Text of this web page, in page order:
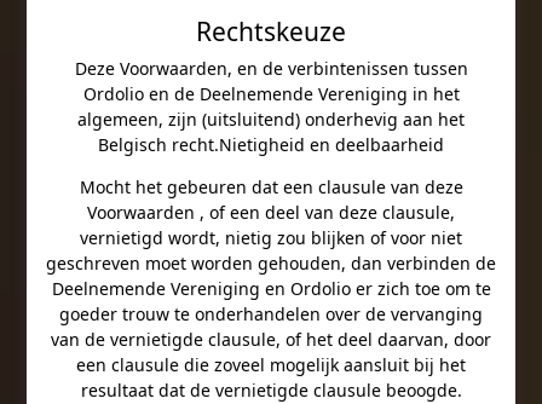
Rechtskeuze
Deze Voorwaarden, en de verbintenissen tussen
Ordolio en de Deelnemende Vereniging in het
algemeen, zijn (uitsluitend) onderhevig aan het
Belgisch recht.Nietigheid en deelbaarheid
Mocht het gebeuren dat een clausule van deze
Voorwaarden , of een deel van deze clausule,
vernietigd wordt, nietig zou blijken of voor niet
geschreven moet worden gehouden, dan verbinden de
Deelnemende Vereniging en Ordolio er zich toe om te
goeder trouw te onderhandelen over de vervanging
van de vernietigde clausule, of het deel daarvan, door
een clausule die zoveel mogelijk aansluit bij het
resultaat dat de vernietigde clausule beoogde.